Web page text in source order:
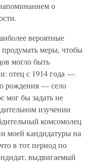
о
вероятные
продумать меры, чтобы
могло быть
отец с 1914 года —
рождения — село
мог бы задать не
изучении
комсомолец
моей кандидатуры на
в тот период по
выдвигаемый